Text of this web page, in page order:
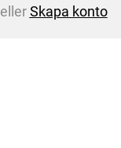
ellerSkapa konto